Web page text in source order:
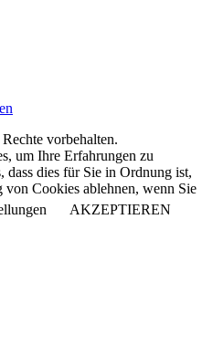
vorbehalten.
um Ihre Erfahrungen zu
dass dies für Sie in Ordnung ist,
Cookies ablehnen, wenn Sie
AKZEPTIEREN